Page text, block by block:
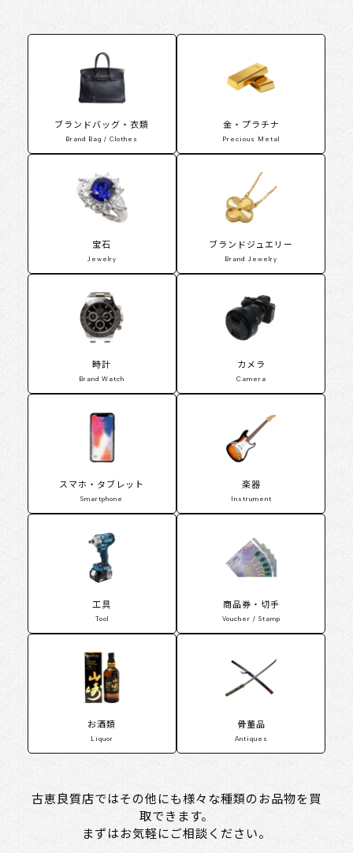
ブランドバッグ・衣類
Brand Bag / Clothes
金・プラチナ
Precious Metal
宝石
Jewelry
ブランドジュエリー
Brand Jewelry
時計
Brand Watch
カメラ
Camera
スマホ・タブレット
Smartphone
楽器
Instrument
工具
Tool
商品券・切手
Voucher / Stamp
お酒類
Liquor
骨董品
Antiques
古恵良質店ではその他にも様々な種類のお品物を買
取できます。
まずはお気軽にご相談ください。